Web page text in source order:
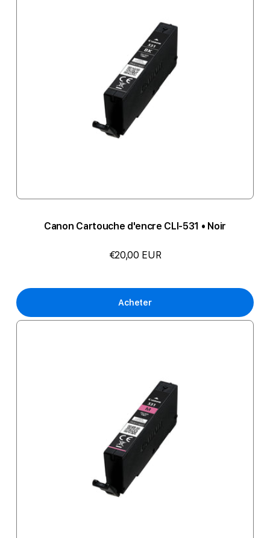
Canon Cartouche d'encre CLI-531 • Noir
€20,00 EUR
Acheter